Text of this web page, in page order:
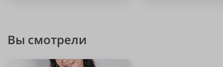
Вы смотрели